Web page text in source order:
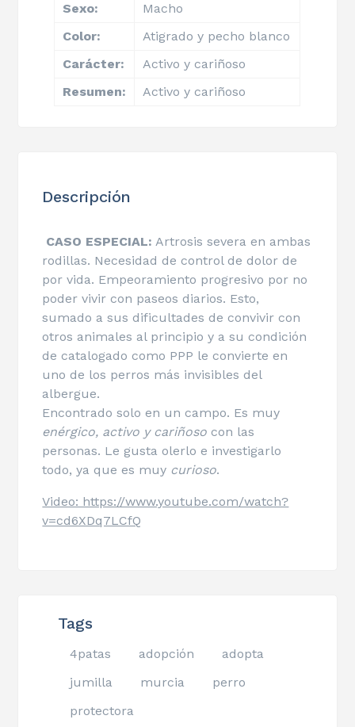
Sexo:
Macho
Color:
Atigrado y pecho blanco
Carácter:
Activo y cariñoso
Resumen:
Activo y cariñoso
Descripción
CASO ESPECIAL: Artrosis severa en ambas
rodillas. Necesidad de control de dolor de
por vida. Empeoramiento progresivo por no
poder vivir con paseos diarios. Esto,
sumado a sus dificultades de convivir con
otros animales al principio y a su condición
de catalogado como PPP le convierte en
uno de los perros más invisibles del
albergue.
Encontrado solo en un campo. Es muy
enérgico, activo y cariñoso con las
personas. Le gusta olerlo e investigarlo
todo, ya que es muy curioso.
Video: https://www.youtube.com/watch?
v=cd6XDq7LCfQ
Tags
4patas adopción
adopta
jumilla
murcia
perro
protectora